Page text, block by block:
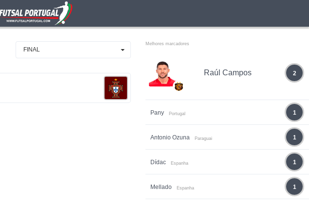
FINAL
Melhores marcadores
Raúl Campos 2
Pany Portugal 1
Antonio Ozuna Paraguai 1
Dídac Espanha 1
Mellado Espanha 1